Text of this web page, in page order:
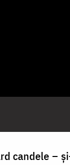
candele –